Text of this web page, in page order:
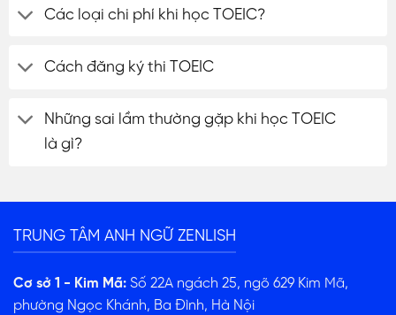
Các loại chi phí khi học TOEIC?
Cách đăng ký thi TOEIC
Những sai lầm thường gặp khi học TOEIC
là gì?
TRUNG TÂM ANH NGỮ ZENLISH
Cơ sở 1 - Kim Mã: Số 22A ngách 25, ngõ 629 Kim Mã,
phường Ngọc Khánh, Ba Đình, Hà Nội